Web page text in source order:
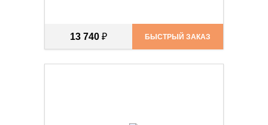
13 740 ₽ БЫСТРЫЙ ЗАКАЗ